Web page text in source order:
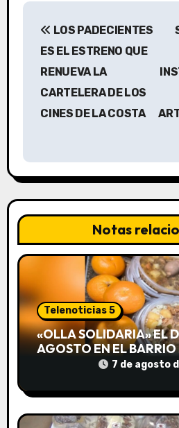
N
a
c
i
ó
n
d
e
e
n
t
LOS PADECIENTES
ES EL ESTRENO QUE
RENUEVA LA
CARTELERA DE LOS
CINES DE LA COSTA
Notas
Telenoticias 5
«OLLA SOLIDARIA» EL
AGOSTO EN EL
DESDE LAS 13 HS7 de agosto